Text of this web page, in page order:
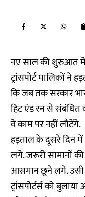
नए साल की शुरुआत
ट्रांसपोर्ट मालिकों ने
कि जब तक सरकार
हिट एंड रन से संबंधित
वे काम पर नहीं लौटेंगे.
हड़ताल के दूसरे दिन
लगे. जरूरी सामानों
आसमान छूने लगे. उसी
ट्रांसपोर्टर्स को